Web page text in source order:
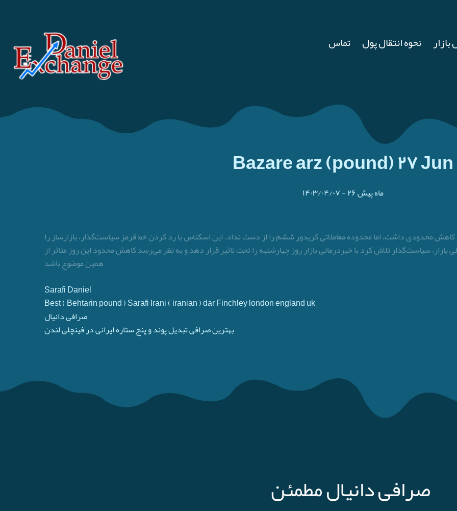
بازار نحوه انتقال پول تماس
Bazare arz (pound) ۲۷ Jun
۱۴۰۳/۰۴/۰۷- ۲۶ ماه پیش
کاهش محدودی داشت، اما محدوده معاملاتی کریدور ششم را از دست نداد. این اسکناس با رد کردن خط قرمز سیاست‌گذار، بازارساز را
بازار، سیاست‌گذار تلاش کرد با خبردرمانی بازار روز چهارشنبه را تحت تاثیر قرار دهد و به نظر می‌رسد کاهش محدود این روز متاثر از
همین موضوع باشد
Sarafi Daniel
Best ( Behtarin pound ) Sarafi Irani ( iranian ) dar Finchley london england uk
صرافی دانیال
بهترین صرافی تبدیل پوند و پنج ستاره ایرانی در فینچلی لندن
صرافی دانیال مطمئن